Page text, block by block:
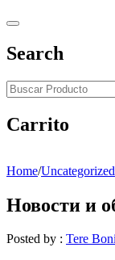
Search
Carrito
Home/Uncategorized
Новости и
Posted by : Tere